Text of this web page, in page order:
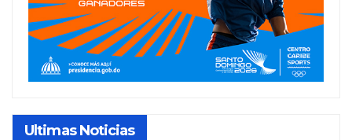
Ultimas Noticias